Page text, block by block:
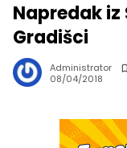
Napredak iz
Gradišci
Administrator
08/04/2018